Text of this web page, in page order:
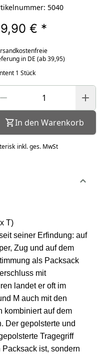
5040
€ *
in DE (ab 39,95)
1 Stück
In den Warenkorb
inkl. ges. MwSt
T)
seiner Erfindung: auf
Zug und auf dem
als Packsack
mit
landet er oft im
M auch mit den
kombiniert auf dem
Der gepolsterte und
Tragegriff
ist, sondern